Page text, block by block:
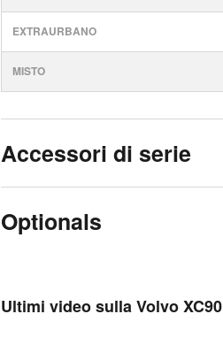
EXTRAURBANO
MISTO
Accessori di serie
Optionals
Ultimi video sulla Volvo XC90